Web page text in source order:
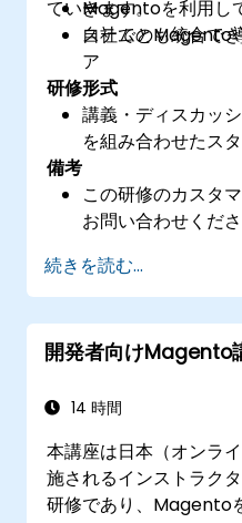
ていきます。
Magentoを利用し
ステムとも統合で
ー
自社でのMagento
ア
研修形式
講義・ディスカッ
を組み合わせたス
備考
この研修のカスタ
お問い合わせくださ
続きを読む...
開発者向けMagento
14 時間
本講座は日本（オンラ
施されるインストラク
研修であり、Magento